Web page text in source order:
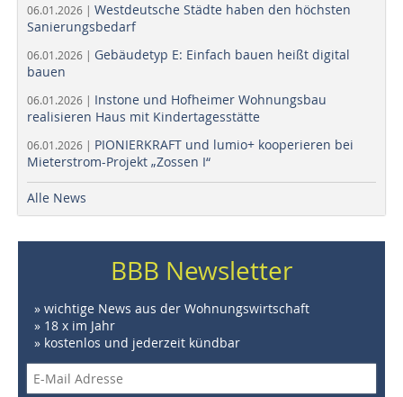
06.01.2026 | Westdeutsche Städte haben den höchsten
Sanierungsbedarf
06.01.2026 | Gebäudetyp E: Einfach bauen heißt digital
bauen
06.01.2026 | Instone und Hofheimer Wohnungsbau
realisieren Haus mit Kindertagesstätte
06.01.2026 | PIONIERKRAFT und lumio+ kooperieren bei
Mieterstrom-Projekt „Zossen I“
Alle News
BBB Newsletter
» wichtige News aus der Wohnungswirtschaft
» 18 x im Jahr
» kostenlos und jederzeit kündbar